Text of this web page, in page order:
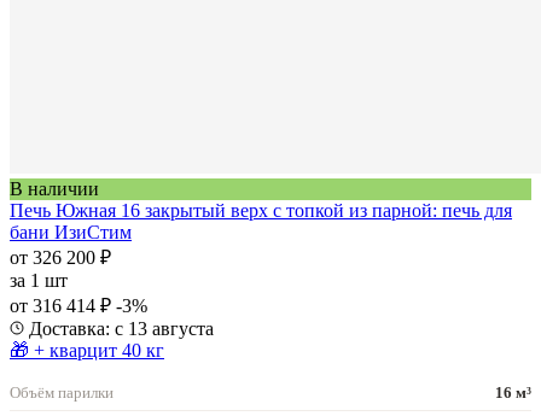
В наличии
Печь Южная 16 закрытый верх с топкой из парной: печь для
бани ИзиСтим
от 326 200 ₽
за 1 шт
от 316 414 ₽ -3%
Доставка: с 13 августа
🎁 + кварцит 40 кг
Объём парилки
16 м³